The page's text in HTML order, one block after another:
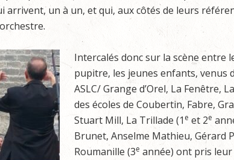
arrivent, un à un, et qui, aux côtés de leurs
Intercalés donc sur la scène entre
pupitre, les jeunes enfants, venus
ASLC/ Grange d’Orel, La Fenêtre,
des écoles de Coubertin, Fabre,
Stuart Mill, La Trillade (1 e et 2e
Brunet, Anselme Mathieu, Gérard
Roumanille (3e année) ont pris